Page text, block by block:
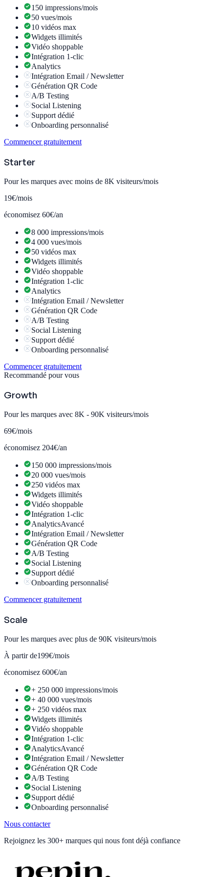
150 impressions/mois
50 vues/mois
10 vidéos max
Widgets illimités
Vidéo shoppable
Intégration 1-clic
Analytics
Intégration Email / Newsletter
Génération QR Code
A/B Testing
Social Listening
Support dédié
Onboarding personnalisé
Commencer gratuitement
Starter
Pour les marques avec moins de 8K visiteurs/mois
19€/mois
économisez 60€/an
8 000 impressions/mois
4 000 vues/mois
50 vidéos max
Widgets illimités
Vidéo shoppable
Intégration 1-clic
Analytics
Intégration Email / Newsletter
Génération QR Code
A/B Testing
Social Listening
Support dédié
Onboarding personnalisé
Commencer gratuitement
Recommandé pour vous
Growth
Pour les marques avec 8K - 90K visiteurs/mois
69€/mois
économisez 204€/an
150 000 impressions/mois
20 000 vues/mois
250 vidéos max
Widgets illimités
Vidéo shoppable
Intégration 1-clic
AnalyticsAvancé
Intégration Email / Newsletter
Génération QR Code
A/B Testing
Social Listening
Support dédié
Onboarding personnalisé
Commencer gratuitement
Scale
Pour les marques avec plus de 90K visiteurs/mois
À partir de199€/mois
économisez 600€/an
+ 250 000 impressions/mois
+ 40 000 vues/mois
+ 250 vidéos max
Widgets illimités
Vidéo shoppable
Intégration 1-clic
AnalyticsAvancé
Intégration Email / Newsletter
Génération QR Code
A/B Testing
Social Listening
Support dédié
Onboarding personnalisé
Nous contacter
Rejoignez les 300+ marques qui nous font déjà confiance